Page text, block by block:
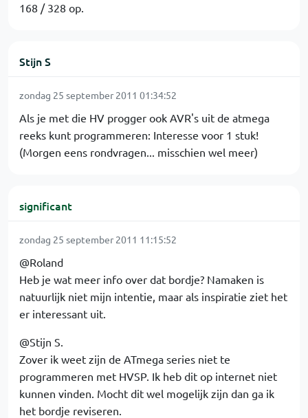
168 / 328 op.
Stijn S
zondag 25 september 2011 01:34:52
Als je met die HV progger ook AVR's uit de atmega
reeks kunt programmeren: Interesse voor 1 stuk!
(Morgen eens rondvragen... misschien wel meer)
significant
zondag 25 september 2011 11:15:52
@Roland
Heb je wat meer info over dat bordje? Namaken is
natuurlijk niet mijn intentie, maar als inspiratie ziet het
er interessant uit.
@Stijn S.
Zover ik weet zijn de ATmega series niet te
programmeren met HVSP. Ik heb dit op internet niet
kunnen vinden. Mocht dit wel mogelijk zijn dan ga ik
het bordje reviseren.